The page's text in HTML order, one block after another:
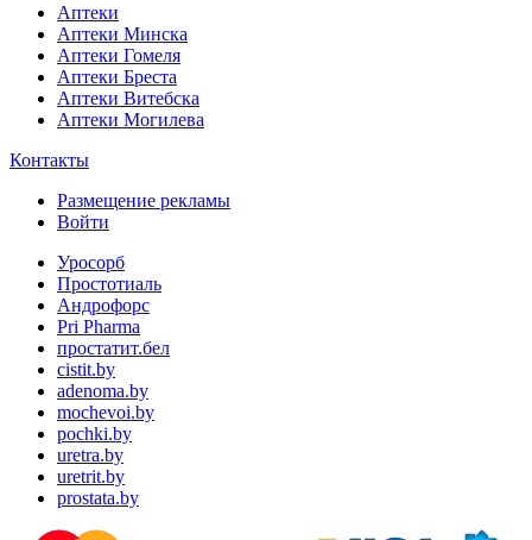
Аптеки
Аптеки Минска
Аптеки Гомеля
Аптеки Бреста
Аптеки Витебска
Аптеки Могилева
Контакты
Размещение рекламы
Войти
Уросорб
Простотиаль
Андрофорс
Pri Pharma
простатит.бел
cistit.by
adenoma.by
mochevoi.by
pochki.by
uretra.by
uretrit.by
prostata.by